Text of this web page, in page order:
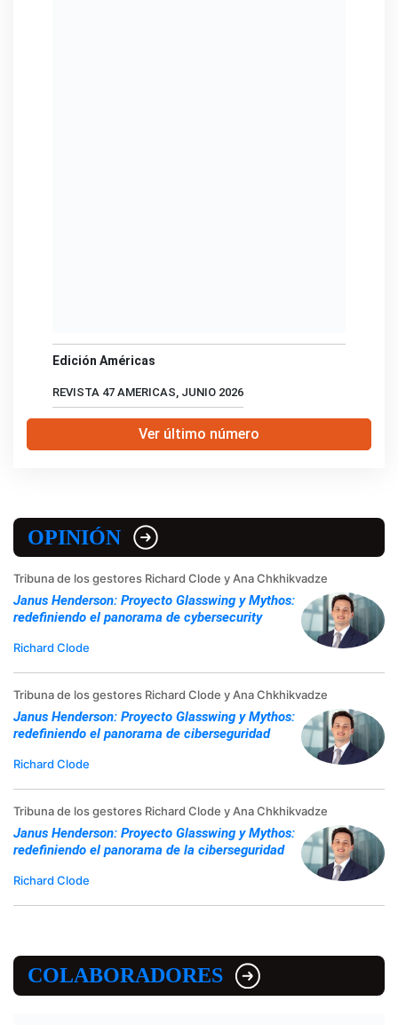
Edición Américas
REVISTA 47 AMERICAS, JUNIO 2026
Ver último número
OPINIÓN
Tribuna de los gestores Richard Clode y Ana Chkhikvadze
Janus Henderson: Proyecto Glasswing y Mythos:
redefiniendo el panorama de cybersecurity
Richard Clode
Tribuna de los gestores Richard Clode y Ana Chkhikvadze
Janus Henderson: Proyecto Glasswing y Mythos:
redefiniendo el panorama de ciberseguridad
Richard Clode
Tribuna de los gestores Richard Clode y Ana Chkhikvadze
Janus Henderson: Proyecto Glasswing y Mythos:
redefiniendo el panorama de la ciberseguridad
Richard Clode
COLABORADORES